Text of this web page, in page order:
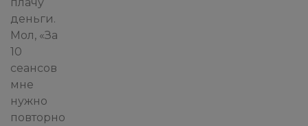
деньги.
Мол, «За
10
сеансов
мне
нужно
повторно